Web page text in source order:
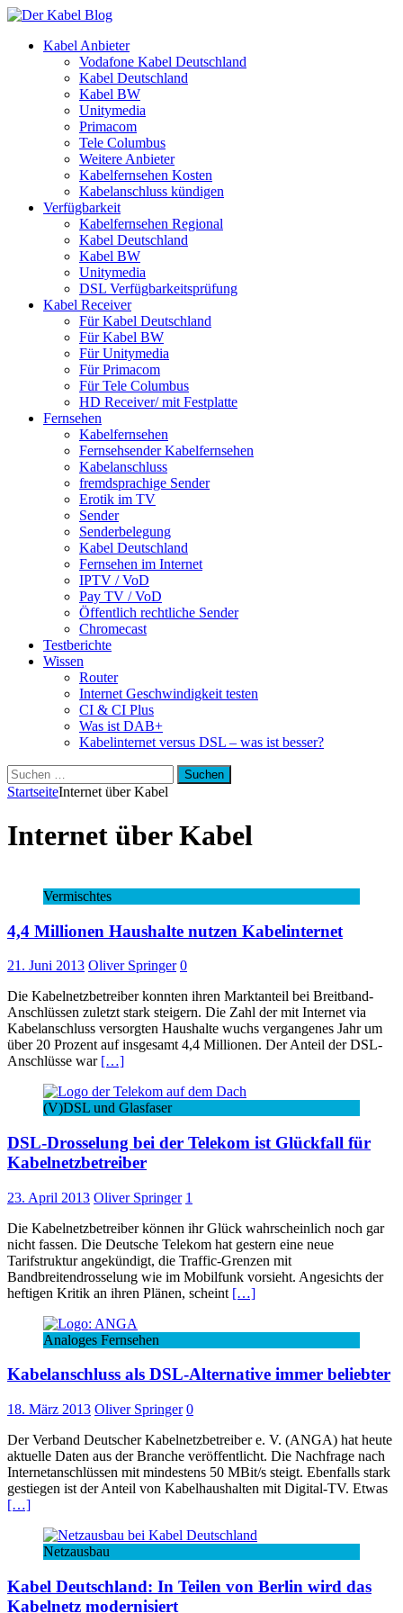
Kabel Anbieter
Vodafone Kabel Deutschland
Kabel Deutschland
Kabel BW
Unitymedia
Primacom
Tele Columbus
Weitere Anbieter
Kabelfernsehen Kosten
Kabelanschluss kündigen
Verfügbarkeit
Kabelfernsehen Regional
Kabel Deutschland
Kabel BW
Unitymedia
DSL Verfügbarkeitsprüfung
Kabel Receiver
Für Kabel Deutschland
Für Kabel BW
Für Unitymedia
Für Primacom
Für Tele Columbus
HD Receiver/ mit Festplatte
Fernsehen
Kabelfernsehen
Fernsehsender Kabelfernsehen
Kabelanschluss
fremdsprachige Sender
Erotik im TV
Sender
Senderbelegung
Kabel Deutschland
Fernsehen im Internet
IPTV / VoD
Pay TV / VoD
Öffentlich rechtliche Sender
Chromecast
Testberichte
Wissen
Router
Internet Geschwindigkeit testen
CI & CI Plus
Was ist DAB+
Kabelinternet versus DSL – was ist besser?
Suchen
nach:
StartseiteInternet über Kabel
Internet über Kabel
Vermischtes
4,4 Millionen Haushalte nutzen Kabelinternet
21. Juni 2013 Oliver Springer 0
Die Kabelnetzbetreiber konnten ihren Marktanteil bei Breitband-
Anschlüssen zuletzt stark steigern. Die Zahl der mit Internet via
Kabelanschluss versorgten Haushalte wuchs vergangenes Jahr um
über 20 Prozent auf insgesamt 4,4 Millionen. Der Anteil der DSL-
Anschlüsse war […]
(V)DSL und Glasfaser
DSL-Drosselung bei der Telekom ist Glückfall für
Kabelnetzbetreiber
23. April 2013 Oliver Springer 1
Die Kabelnetzbetreiber können ihr Glück wahrscheinlich noch gar
nicht fassen. Die Deutsche Telekom hat gestern eine neue
Tarifstruktur angekündigt, die Traffic-Grenzen mit
Bandbreitendrosselung wie im Mobilfunk vorsieht. Angesichts der
heftigen Kritik an ihren Plänen, scheint […]
Analoges Fernsehen
Kabelanschluss als DSL-Alternative immer beliebter
18. März 2013 Oliver Springer 0
Der Verband Deutscher Kabelnetzbetreiber e. V. (ANGA) hat heute
aktuelle Daten aus der Branche veröffentlicht. Die Nachfrage nach
Internetanschlüssen mit mindestens 50 MBit/s steigt. Ebenfalls stark
gestiegen ist der Anteil von Kabelhaushalten mit Digital-TV. Etwas
[…]
Netzausbau
Kabel Deutschland: In Teilen von Berlin wird das
Kabelnetz modernisiert